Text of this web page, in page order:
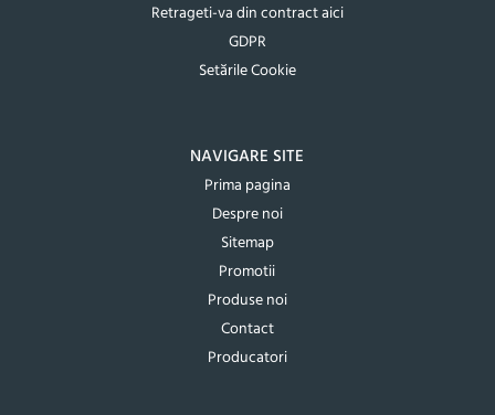
Retrageti-va din contract aici
GDPR
Setările Cookie
NAVIGARE SITE
Prima pagina
Despre noi
Sitemap
Promotii
Produse noi
Contact
Producatori